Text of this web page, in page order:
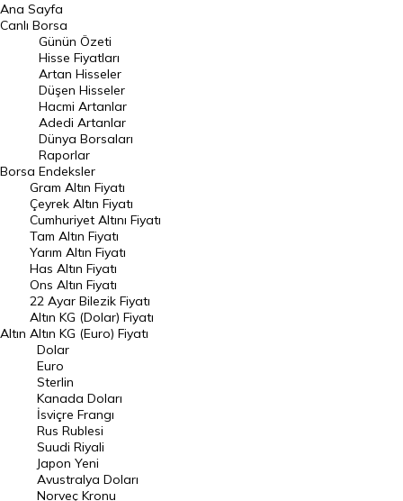
BIST 100 Hisseleri
En Çok Artan Hisseler
En Çok Düşen Hisseler
Hacmi Artanlar
Geçmiş Kapanışlar
Dünya Borsaları
Raporlar
Endeksler
DÖVİZ
Döviz Kuru
Dolar Kuru
Euro Kuru
Pound Kuru
Frank Kuru
Riyal Kuru
Avustralya Doları
Danimarka Kronu Kuru
Ana Sayfa
Canlı Borsa
Borsa
Günün Özeti
Hisse Fiyatları
Artan Hisseler
Düşen Hisseler
Hacmi Artanlar
Adedi Artanlar
Dünya Borsaları
Raporlar
Endeksler
Altın
Gram Altın Fiyatı
Çeyrek Altın Fiyatı
Cumhuriyet Altını Fiyatı
Tam Altın Fiyatı
Yarım Altın Fiyatı
Has Altın Fiyatı
Ons Altın Fiyatı
22 Ayar Bilezik Fiyatı
Altın KG (Dolar) Fiyatı
Altın KG (Euro) Fiyatı
Dolar
Euro
Sterlin
Kanada Doları
İsviçre Frangı
Rus Rublesi
Suudi Riyali
Japon Yeni
Avustralya Doları
Norveç Kronu